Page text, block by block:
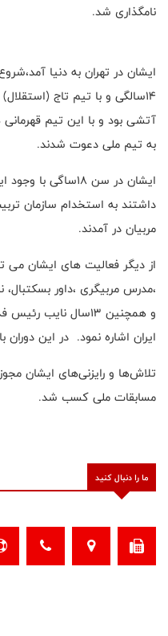
نا‌مگذاری شد.
ایشان در تهران به دنیا
۱۴سالگی و با تیم تاج
آتشی بود و با این تیم
به تیم ملی دعوت شدند.
ایشان در سن
داشتند به استخدام سازمان
مربیان در آمدند‌.
از دیگر فعالیت های ایشان می
،مدرس مربیگری ،داور
و همچنین ۱۳سال
ایران اشاره نمود. در این دوران با
تلاش‌ها و رایزنی‌های ایشان
مسابقات ملی کسب شد.
ما را دنبال کنید